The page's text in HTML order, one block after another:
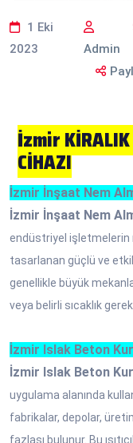
1 Eki
2023
Admin
İzmir
CİHAZI
İzmir İnşaat Nem
İzmir İnşaat Nem
endüstriyel işletmelerin
tasarlanan güçlü ve etkili
genellikle büyük
veya belirli sıcaklık
İzmir Islak Beton
İzmir Islak Beton
uygulama alanında
fabrikalar, depolar,
fazlası bulunur. Bu